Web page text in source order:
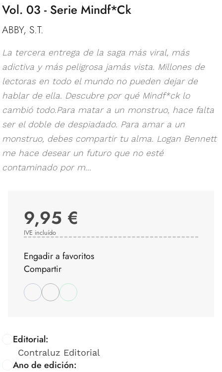
Vol. 03 - Serie Mindf*Ck
ABBY, S.T.
La tercera entrega de la saga más viral, más
adictiva y más peligrosa jamás vista. Millones de
lectoras en todo el mundo no pueden dejar de
hablar de ella. Descubre por qué Mindf*ck lo
cambió todo.Para matar a un monstruo, hace falta
ser el doble de despiadado. Para amar a un
monstruo, debes compartir tu alma. Logan Bennett
me hace desear un futuro que no esté
contaminado por m...
Editorial:
Contraluz Editorial
Ano de edición:
9,95 €
IVE incluído
Engadir a favoritos
Compartir